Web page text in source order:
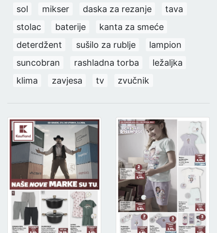
sol
mikser daska za rezanje
tava
stolac
baterije
kanta za smeće
deterdžent
sušilo za rublje
lampion
suncobran
rashladna torba
ležaljka
klima
zavjesa tv zvučnik